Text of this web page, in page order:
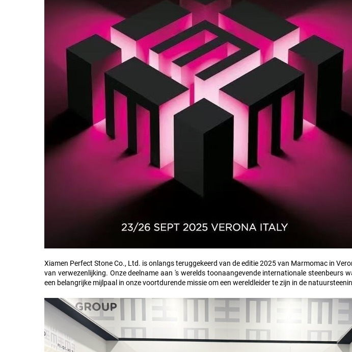
Xiamen Perfect Stone Co., Ltd. is onlangs teruggekeerd van de editie 2025 van Marmomac in
van verwezenlijking. Onze deelname aan 's werelds toonaangevende internationale steenbeurs
een belangrijke mijlpaal in onze voortdurende missie om een wereldleider te zijn in de